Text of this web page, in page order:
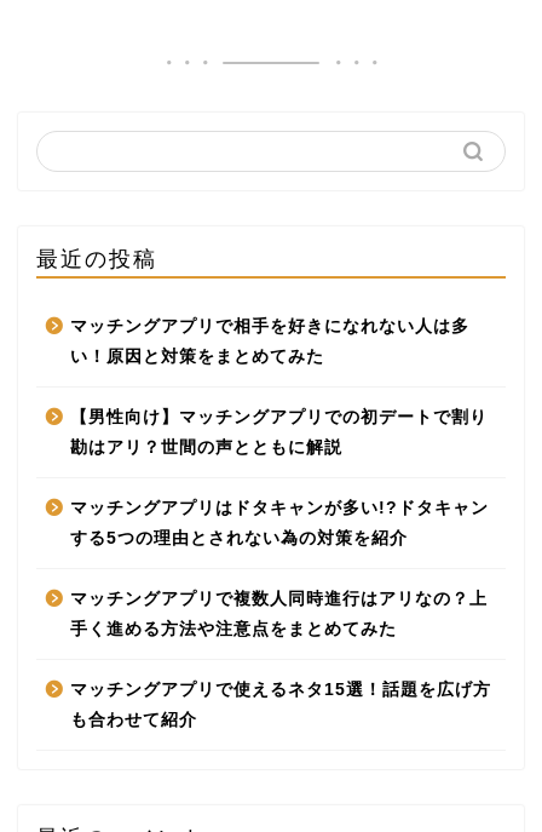
最近の投稿
マッチングアプリで相手を好きになれない人は多
い！原因と対策をまとめてみた
【男性向け】マッチングアプリでの初デートで割り
勘はアリ？世間の声とともに解説
マッチングアプリはドタキャンが多い!?ドタキャン
する5つの理由とされない為の対策を紹介
マッチングアプリで複数人同時進行はアリなの？上
手く進める方法や注意点をまとめてみた
マッチングアプリで使えるネタ15選！話題を広げ方
も合わせて紹介